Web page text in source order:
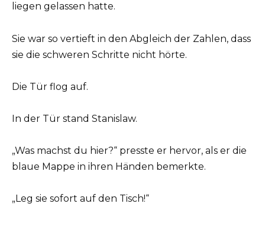
liegen gelassen hatte.
Sie war so vertieft in den Abgleich der Zahlen, dass
sie die schweren Schritte nicht hörte.
Die Tür flog auf.
In der Tür stand Stanislaw.
„Was machst du hier?“ presste er hervor, als er die
blaue Mappe in ihren Händen bemerkte.
„Leg sie sofort auf den Tisch!“